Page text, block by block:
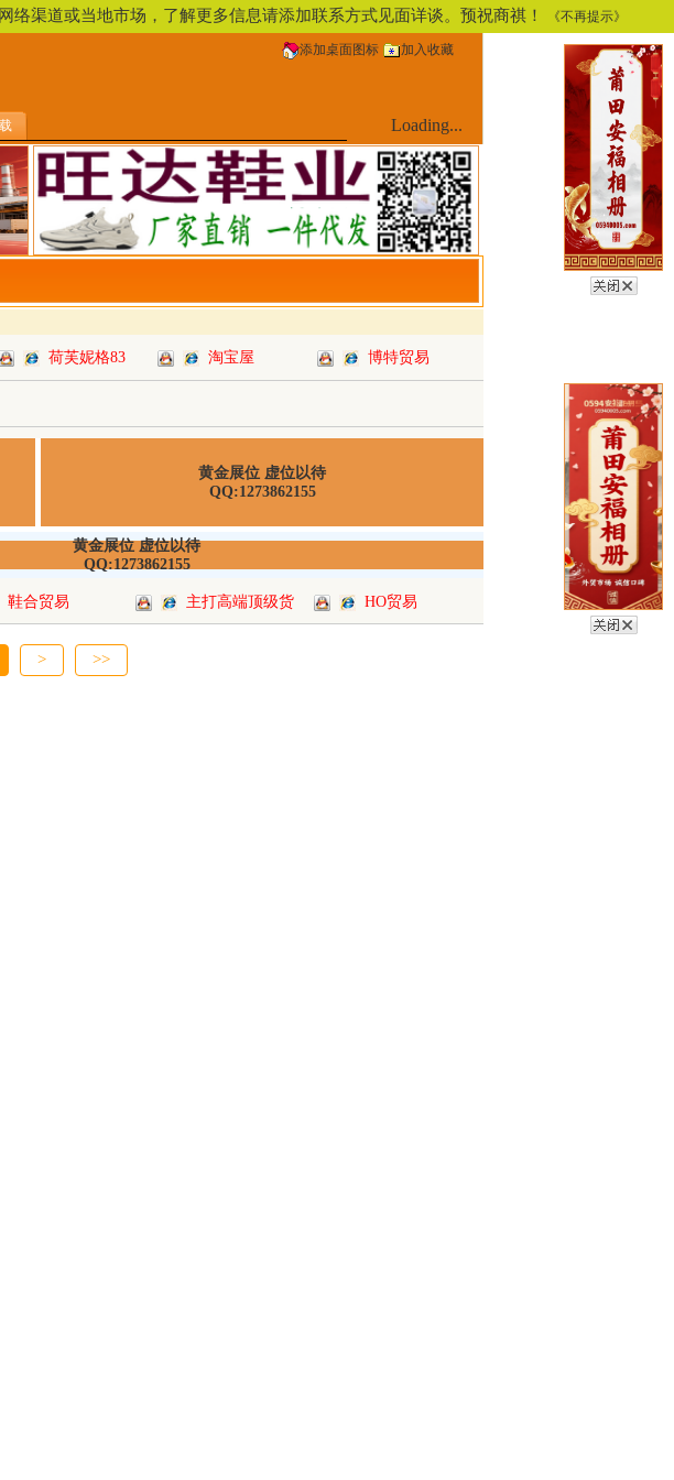
渠道或当地市场，了解更多信息请添加联系方式见面详谈。预祝商祺！ 《不再提示》
添加桌面图标 加入收藏
Loading...
荷芙妮格83 淘宝屋 博特贸易
黄金展位 虚位以待
QQ:1273862155
黄金展位 虚位以待
QQ:1273862155
鞋合贸易 主打高端顶级货 HO贸易
> >>